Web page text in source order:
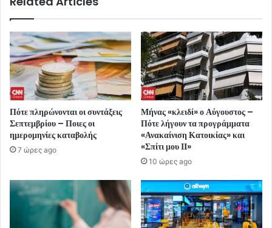
Πότε πληρώνονται οι συντάξεις
Σεπτεμβρίου – Ποιες οι
ημερομηνίες καταβολής
7 ώρες ago
Μήνας «κλειδί» ο Αύγουστος –
Πότε λήγουν τα προγράμματα
«Ανακαίνιση Κατοικίας» και
«Σπίτι μου ΙΙ»
10 ώρες ago